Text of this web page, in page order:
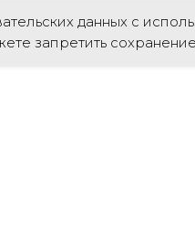
данных с
запретить